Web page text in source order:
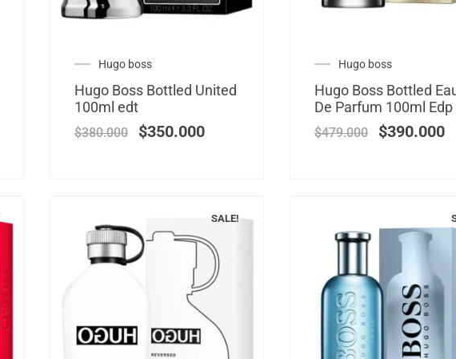
Hugo boss
Hugo Boss Bottled United
100ml edt
$380.000 $350.000
Hugo boss
Hugo Boss Bottled
De Parfum 100ml Edp
$479.000 $390.000
SALE!